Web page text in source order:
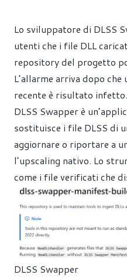
Lo sviluppatore di DLSS
utenti che i file DLL
repository del progetto
L’allarme arriva dopo
recente è risultato infetto.
DLSS Swapper è
sostituisce i file DLSS di
aggiornare o riportare a
l’upscaling nativo. Lo
come i file verificati che
DLSS Swapper